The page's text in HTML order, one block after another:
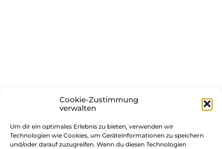
Cookie-Zustimmung
verwalten
Um dir ein optimales Erlebnis zu bieten, verwenden wir
Technologien wie Cookies, um Geräteinformationen zu speichern
und/oder darauf zuzugreifen. Wenn du diesen Technologien